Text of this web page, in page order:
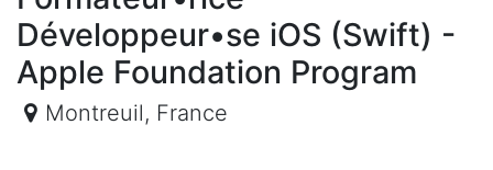
Développeur•se iOS (Swift) -
Apple Foundation Program
Montreuil, France